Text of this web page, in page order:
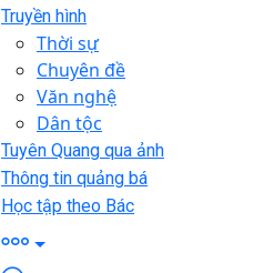
Truyền hình
Thời sự
Chuyên đề
Văn nghệ
Dân tộc
Tuyên Quang qua ảnh
Thông tin quảng bá
Học tập theo Bác